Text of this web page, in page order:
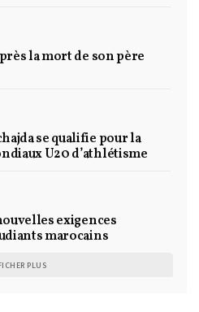
la mort de son père
se qualifie pour la
U20 d’athlétisme
exigences
marocains
PLUS